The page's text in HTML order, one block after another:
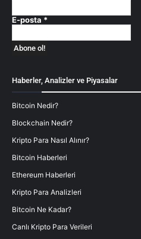
E-posta *
Haberler, Analizler ve Piyasalar
Bitcoin Nedir?
Blockchain Nedir?
Kripto Para Nasıl Alınır?
Bitcoin Haberleri
Ethereum Haberleri
Kripto Para Analizleri
Bitcoin Ne Kadar?
Canlı Kripto Para Verileri